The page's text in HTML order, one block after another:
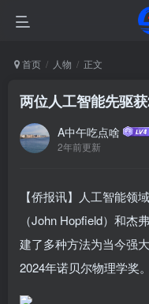
首页 人物 正文
两位人工智能先驱
A中午吃点啥
2年前更新
【侨报讯】人工智能
（John Hopfield）和
建了多种方法为当今强
2024年诺贝尔物理学奖。